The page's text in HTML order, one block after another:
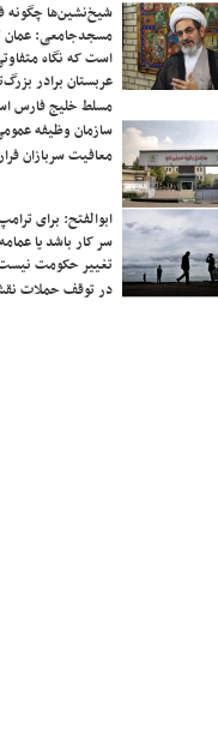
شیخ‌نشین‌ها چگونه
مسجدجامعی: عمان
است که نگاه
عربستان برادر
مسلط خلیج فارس
سازمان وظیفه
معافیت سربازان
ابوالفتح: برای
سر کار باشد یا
تغییر حکومت
در توقف حملات